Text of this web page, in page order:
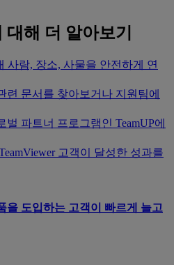
해 더 알아보기
사람, 장소, 사물을 안전하게 연
련 문서를 찾아보거나 지원팀에
벌 파트너 프로그램인 TeamUP에
고객이 달성한 성과를
을 도입하는 고객이 빠르게 늘고